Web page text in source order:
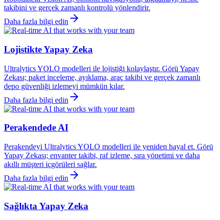
takibini ve gerçek zamanlı kontrolü yönlendirir.
Daha fazla bilgi edin
Lojistikte Yapay Zeka
Ultralytics YOLO modelleri ile lojistiği kolaylaştır. Görü Yapay
Zekası; paket inceleme, ayıklama, araç takibi ve gerçek zamanlı
depo güvenliği izlemeyi mümkün kılar.
Daha fazla bilgi edin
Perakendede AI
Perakendeyi Ultralytics YOLO modelleri ile yeniden hayal et. Görü
Yapay Zekası; envanter takibi, raf izleme, sıra yönetimi ve daha
akıllı müşteri içgörüleri sağlar.
Daha fazla bilgi edin
Sağlıkta Yapay Zeka